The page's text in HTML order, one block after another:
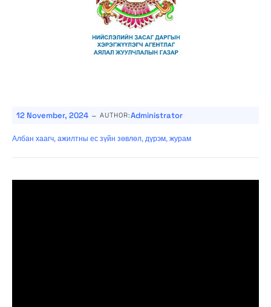
12 November, 2024 - AUTHOR:Administrator
Албан хаагч, ажилтны ес зүйн зөвлөл, дүрэм, журам